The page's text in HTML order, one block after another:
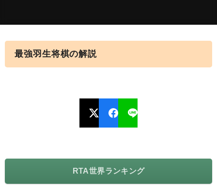
最強羽生将棋の解説
RTA世界ランキング